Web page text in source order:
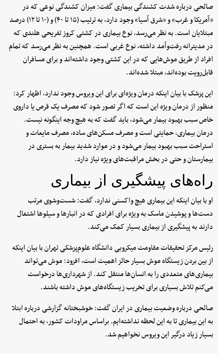
صالحی درباره شدت کشندگی بیماری گفت: میزان کشندگی نوعی که در
«آمریکا و غرب» و «شرق آسیا» وجود دارد، به ترتیب (۱۵ تا ۴۰) و (۱۰ تا ۱۲) درصد
مبتلایان است. به نظر می‌رسد، نوع بیماری در کشتی کروز تفریحی هلندی که
در مدیترانه رفت‌وآمد داشته، نوع غربی است. همچنین به نظر می‌رسد که تمام
افراد از طریق موش‌هایی که در این کشتی وجود داشته‌اند و برای مسافران
قابل‌رویت بوده‌اند، مبتلا شده‌اند.
این پزشک با بیان اینکه درمان ویژه‌ای برای این ویروس وجود ندارد، اظهار کرد:
منظور از درمان ویژه این است که اگر تصور شود که مصرف یک قرص یا داروی
خاص سبب بهبود بیمار می‌شود، باید گفت که به هیچ وجه اینگونه نیست.
درمان بیماری، حمایتی است و مصرف مسکن‌های ساده، مصرف مایعات و
استراحت سبب بهبود بیمار می‌شود و در موارد شدید بیمار به بستری در
بیمارستان و حتی در بخش مراقبت‌های ویژه نیاز دارد.
راه‌های پیشگیری از بیماری
او با بیان اینکه این بیماری هیچ واکسنی ندارد، گفت: شست‌وشوی مرتب
دست‌ها و پوشیدن ماسک به ویژه برای افرادی که در انبارها و سیلوها اشتغال
دارند به پیشگیری از بیماری بسیار کمک می‌کند.
رئیس مرکز تحقیقات مقاومت میکروبی دانشگاه علوم‌پزشکی تهران با بیان اینکه
از بین بردن زیستگاه موش بسیار حائز اهمیت است، افزود: موش می‌تواند
بیماری‌های متعددی را به انسان‌ها منتقل کند. از شهرداری‌ها درخواست
می‌کنم تلاش بسیاری برای تخریب زیستگاه‌های موش داشته باشند.
صالحی درباره وضعیت بیماری در ایران گفت: خوشبختانه گزارشی درباره ابتلا
به این بیماری تا به این لحظه نداشته‌ایم. براساس مراودات کشور، به احتمال
بسیار زیاد درگیر این ویروس نخواهیم شد.